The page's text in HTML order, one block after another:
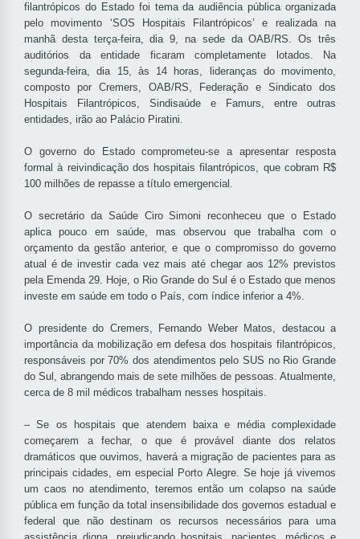
filantrópicos do Estado foi tema da audiência pública organizada
pelo movimento ‘SOS Hospitais Filantrópicos’ e realizada na
manhã desta terça-feira, dia 9, na sede da OAB/RS. Os três
auditórios da entidade ficaram completamente lotados. Na
segunda-feira, dia 15, às 14 horas, lideranças do movimento,
composto por Cremers, OAB/RS, Federação e Sindicato dos
Hospitais Filantrópicos, Sindisaúde e Famurs, entre outras
entidades, irão ao Palácio Piratini.
O governo do Estado comprometeu-se a apresentar resposta
formal à reivindicação dos hospitais filantrópicos, que cobram R$
100 milhões de repasse a título emergencial.
O secretário da Saúde Ciro Simoni reconheceu que o Estado
aplica pouco em saúde, mas observou que trabalha com o
orçamento da gestão anterior, e que o compromisso do governo
atual é de investir cada vez mais até chegar aos 12% previstos
pela Emenda 29. Hoje, o Rio Grande do Sul é o Estado que menos
investe em saúde em todo o País, com índice inferior a 4%.
O presidente do Cremers, Fernando Weber Matos, destacou a
importância da mobilização em defesa dos hospitais filantrópicos,
responsáveis por 70% dos atendimentos pelo SUS no Rio Grande
do Sul, abrangendo mais de sete milhões de pessoas. Atualmente,
cerca de 8 mil médicos trabalham nesses hospitais.
– Se os hospitais que atendem baixa e média complexidade
começarem a fechar, o que é provável diante dos relatos
dramáticos que ouvimos, haverá a migração de pacientes para as
principais cidades, em especial Porto Alegre. Se hoje já vivemos
um caos no atendimento, teremos então um colapso na saúde
pública em função da total insensibilidade dos governos estadual e
federal que não destinam os recursos necessários para uma